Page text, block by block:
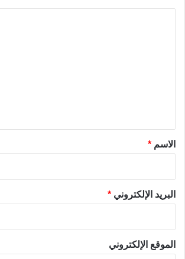
*الاسم *
البريد الإلكتروني *
الموقع الإلكتروني